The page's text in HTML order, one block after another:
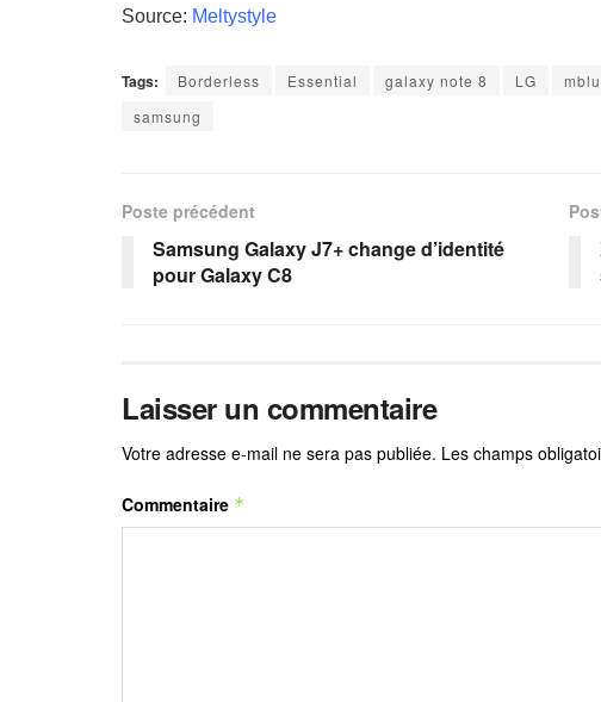
Source: Meltystyle
Tags: Borderless Essential galaxy note 8 LG
samsung
Poste précédent
Samsung Galaxy J7+ change d’identité
pour Galaxy C8
Laisser un commentaire
Votre adresse e-mail ne sera pas publiée. Les champs
Commentaire *